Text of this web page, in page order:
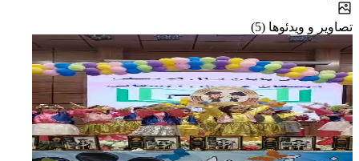
تصاویر و ویدئوها (5)